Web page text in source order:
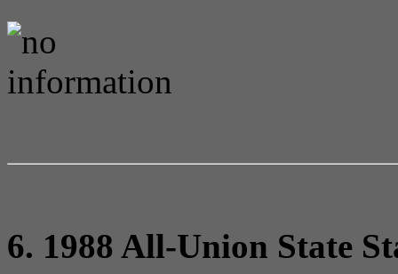
6. 1988 All-Union State